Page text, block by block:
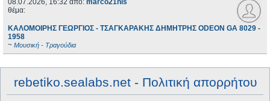
08.07.2026, 16:32 από: marco21nis
θέμα:
ΚΑΛΟΜΟΙΡΗΣ ΓΕΩΡΓΙΟΣ - ΤΣΑΓΚΑΡΑΚΗΣ ΔΗΜΗΤΡΗΣ ODEON GA 8029 -
1958
~ Μουσική - Τραγούδια
rebetiko.sealabs.net - Πολιτική απορρήτου